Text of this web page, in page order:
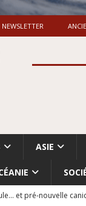
NEWSLETTER
ASIE
et pré-nouvelle